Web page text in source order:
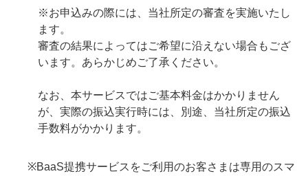
※お申込みの際には、当社所定の審査を実施いたし
ます。
審査の結果によってはご希望に沿えない場合もござ
います。あらかじめご了承ください。
なお、本サービスではご基本料金はかかりません
が、実際の振込実行時には、別途、当社所定の振込
手数料がかかります。
※BaaS提携サービスをご利用のお客さまは専用のスマ